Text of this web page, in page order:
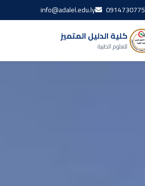
0914730775
info@adalel.edu.ly
كلية الدليل المتميز
للعلوم الطبية